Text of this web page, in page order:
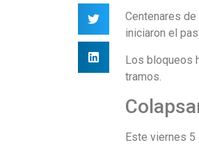
Centenares
iniciaron el
Los bloqueos
tramos.
Este viernes 5